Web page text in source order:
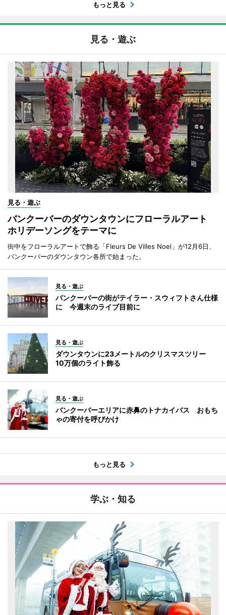
もっと見る
見る・遊ぶ
見る・遊ぶ
バンクーバーのダウンタウンにフローラルアート
ホリデーソングをテーマに
街中をフローラルアートで飾る「Fleurs De Villes Noel」が12月6日、
バンクーバーのダウンタウン各所で始まった。
見る・遊ぶ
バンクーバーの街がテイラー・スウィフトさん仕様
に 今週末のライブ目前に
見る・遊ぶ
ダウンタウンに23メートルのクリスマスツリー
10万個のライト飾る
見る・遊ぶ
バンクーバーエリアに赤鼻のトナカイバス おもち
ゃの寄付を呼びかけ
もっと見る
学ぶ・知る